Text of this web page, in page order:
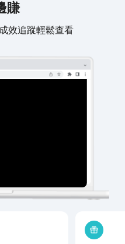
賺
效追蹤輕鬆查看